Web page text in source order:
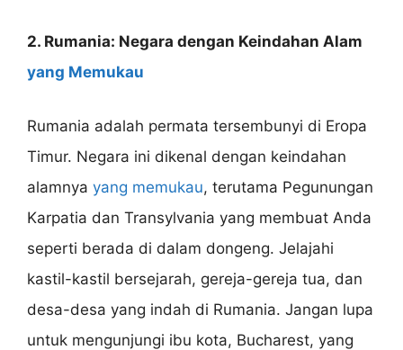
2. Rumania: Negara dengan Keindahan Alam
yang Memukau
Rumania adalah permata tersembunyi di Eropa
Timur. Negara ini dikenal dengan keindahan
alamnya yang memukau, terutama Pegunungan
Karpatia dan Transylvania yang membuat Anda
seperti berada di dalam dongeng. Jelajahi
kastil-kastil bersejarah, gereja-gereja tua, dan
desa-desa yang indah di Rumania. Jangan lupa
untuk mengunjungi ibu kota, Bucharest, yang